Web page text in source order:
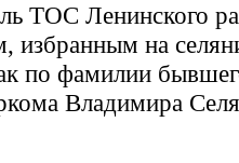
ТОС Ленинского
избранным на
по фамилии
Владимира